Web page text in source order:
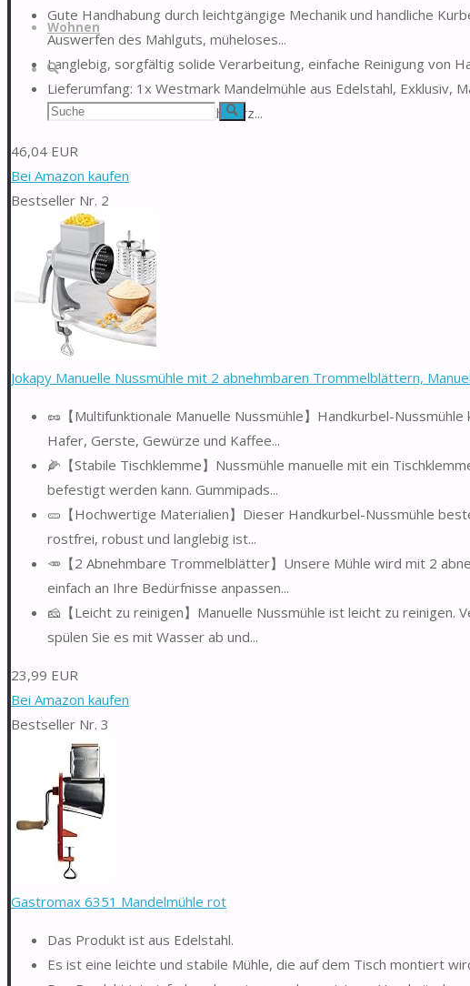
Wohnen
Suche
Suchen
nach:
Suche
Gute Handhabung durch leichtgängige Mechanik und handliche
Auswerfen des Mahlguts, müheloses...
Langlebig, sorgfältig solide Verarbeitung, einfache Reinigung von
Lieferumfang: 1x Westmark Mandelmühle aus Edelstahl,
(ABS/TPE), Farbe: Silber/Schwarz...
46,04 EUR
Bei Amazon kaufen
Bestseller Nr. 2
Jokapy Manuelle Nussmühle mit 2 abnehmbaren Trommelblättern,
🥜【Multifunktionale Manuelle Nussmühle】Handkurbel-
Hafer, Gerste, Gewürze und Kaffee...
🌽【Stabile Tischklemme】Nussmühle manuelle mit ein
befestigt werden kann. Gummipads...
🥒【Hochwertige Materialien】Dieser Handkurbel-Nussmühle
rostfrei, robust und langlebig ist...
🥕【2 Abnehmbare Trommelblätter】Unsere Mühle wird mit 2
einfach an Ihre Bedürfnisse anpassen...
🧀【Leicht zu reinigen】Manuelle Nussmühle ist leicht zu
spülen Sie es mit Wasser ab und...
23,99 EUR
Bei Amazon kaufen
Bestseller Nr. 3
Gastromax 6351 Mandelmühle rot
Das Produkt ist aus Edelstahl.
Es ist eine leichte und stabile Mühle, die auf dem Tisch montiert